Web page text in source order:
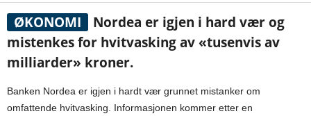
ØKONOMI
Nordea er igjen i hard vær og
mistenkes for hvitvasking av «tusenvis av
milliarder» kroner.
Banken Nordea er igjen i hardt vær grunnet mistanker om
omfattende hvitvasking. Informasjonen kommer etter en